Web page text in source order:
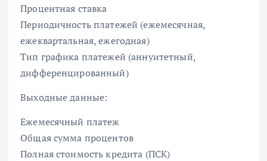
Процентная ставка
Периодичность платежей (ежемесячная,
ежеквартальная, ежегодная)
Тип графика платежей (аннуитетный,
дифференцированный)
Выходные данные:
Ежемесячный платеж
Общая сумма процентов
Полная стоимость кредита (ПСК)